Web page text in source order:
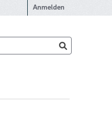
Anmelden